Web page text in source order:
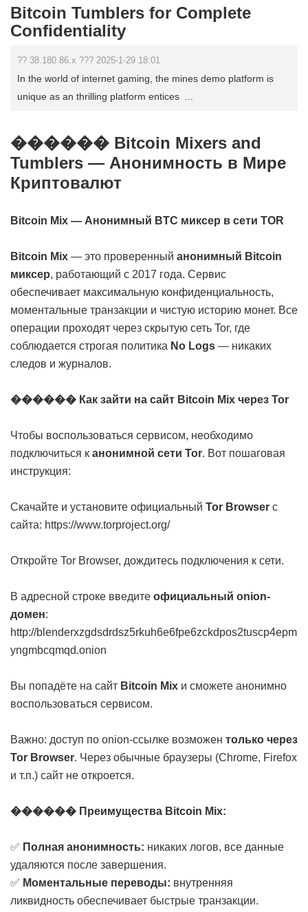
Bitcoin Tumblers for Complete
Confidentiality
?? 38.180.86.x ??? 2025-1-29 18:01
In the world of internet gaming, the mines demo platform is
unique as an thrilling platform entices ...
������ Bitcoin Mixers and
Tumblers — Анонимность в Мире
Криптовалют
Bitcoin Mix — Анонимный BTC миксер в сети TOR
Bitcoin Mix — это проверенный анонимный Bitcoin
миксер, работающий с 2017 года. Сервис
обеспечивает максимальную конфиденциальность,
моментальные транзакции и чистую историю монет. Все
операции проходят через скрытую сеть Tor, где
соблюдается строгая политика No Logs — никаких
следов и журналов.
������ Как зайти на сайт Bitcoin Mix через Tor
Чтобы воспользоваться сервисом, необходимо
подключиться к анонимной сети Tor. Вот пошаговая
инструкция:
Скачайте и установите официальный Tor Browser с
сайта: https://www.torproject.org/
Откройте Tor Browser, дождитесь подключения к сети.
В адресной строке введите официальный onion-
домен:
http://blenderxzgdsdrdsz5rkuh6e6fpe6zckdpos2tuscp4epm
yngmbcqmqd.onion
Вы попадёте на сайт Bitcoin Mix и сможете анонимно
воспользоваться сервисом.
Важно: доступ по onion-ссылке возможен только через
Tor Browser. Через обычные браузеры (Chrome, Firefox
и т.п.) сайт не откроется.
������ Преимущества Bitcoin Mix:
✅ Полная анонимность: никаких логов, все данные
удаляются после завершения.
✅ Моментальные переводы: внутренняя
ликвидность обеспечивает быстрые транзакции.